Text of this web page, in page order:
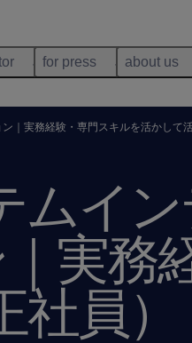
for press about us
｜実務経験・専門スキルを活かして
ムイ
実務
員）